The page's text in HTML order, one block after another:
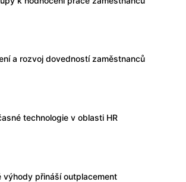
a rozvoj dovedností zaměstnanců
technologie v oblasti HR
výhody přináší outplacement